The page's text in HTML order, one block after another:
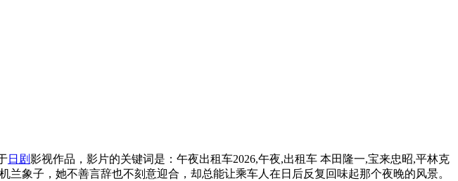
日剧影视作品，影片的关键词是：午夜出租车2026,午夜,出租车 本田隆一,宝来忠昭,平林克
子，她不善言辞也不刻意迎合，却总能让乘车人在日后反复回味起那个夜晚的风景。